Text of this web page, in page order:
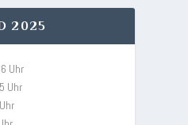
2025
Uhr
Uhr